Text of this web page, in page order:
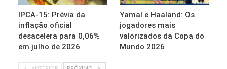
IPCA-15: Prévia da
inflação oficial
desacelera para 0,06%
em julho de 2026
Yamal e Haaland: Os
jogadores mais
valorizados da Copa do
Mundo 2026